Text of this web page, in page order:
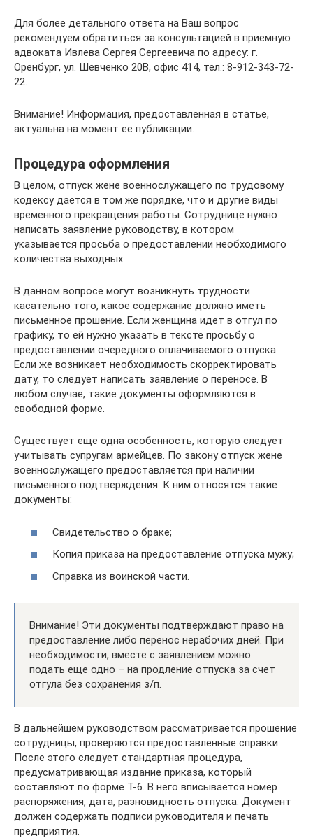
Для более детального ответа на Ваш вопрос
рекомендуем обратиться за консультацией в приемную
адвоката Ивлева Сергея Сергеевича по адресу: г.
Оренбург, ул. Шевченко 20В, офис 414, тел.: 8-912-343-72-
22.
Внимание! Информация, предоставленная в статье,
актуальна на момент ее публикации.
Процедура оформления
В целом, отпуск жене военнослужащего по трудовому
кодексу дается в том же порядке, что и другие виды
временного прекращения работы. Сотруднице нужно
написать заявление руководству, в котором
указывается просьба о предоставлении необходимого
количества выходных.
В данном вопросе могут возникнуть трудности
касательно того, какое содержание должно иметь
письменное прошение. Если женщина идет в отгул по
графику, то ей нужно указать в тексте просьбу о
предоставлении очередного оплачиваемого отпуска.
Если же возникает необходимость скорректировать
дату, то следует написать заявление о переносе. В
любом случае, такие документы оформляются в
свободной форме.
Существует еще одна особенность, которую следует
учитывать супругам армейцев. По закону отпуск жене
военнослужащего предоставляется при наличии
письменного подтверждения. К ним относятся такие
документы:
Свидетельство о браке;
Копия приказа на предоставление отпуска мужу;
Справка из воинской части.
Внимание! Эти документы подтверждают право на
предоставление либо перенос нерабочих дней. При
необходимости, вместе с заявлением можно
подать еще одно – на продление отпуска за счет
отгула без сохранения з/п.
В дальнейшем руководством рассматривается прошение
сотрудницы, проверяются предоставленные справки.
После этого следует стандартная процедура,
предусматривающая издание приказа, который
составляют по форме Т-6. В него вписывается номер
распоряжения, дата, разновидность отпуска. Документ
должен содержать подписи руководителя и печать
предприятия.